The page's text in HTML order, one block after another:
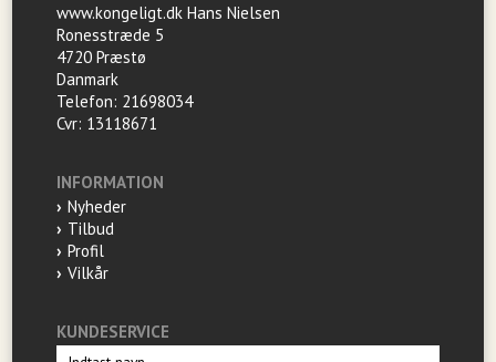
www.kongeligt.dk Hans Nielsen
Ronesstræde 5
4720 Præstø
Danmark
Telefon: 21698034
Cvr: 13118671
INFORMATION
Nyheder
Tilbud
Profil
Vilkår
KUNDESERVICE